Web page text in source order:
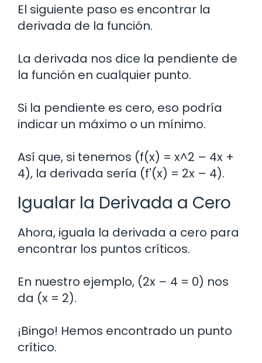
El siguiente paso es encontrar la
derivada de la función.
La derivada nos dice la pendiente de
la función en cualquier punto.
Si la pendiente es cero, eso podría
indicar un máximo o un mínimo.
Así que, si tenemos (f(x) = x^2 – 4x +
4), la derivada sería (f'(x) = 2x – 4).
Igualar la Derivada a Cero
Ahora, iguala la derivada a cero para
encontrar los puntos críticos.
En nuestro ejemplo, (2x – 4 = 0) nos
da (x = 2).
¡Bingo! Hemos encontrado un punto
crítico.